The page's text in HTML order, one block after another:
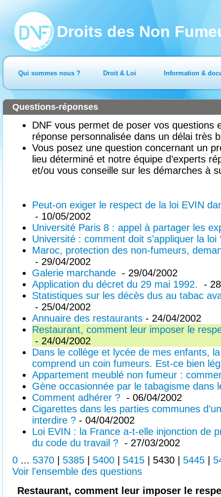
Droits des Non
Qui sommes nous ? Droit & Loi Information &
DNF vous permet de poser vos questions
réponse personnalisée dans un délai très
Vous posez une question concernant un
lieu déterminé et notre équipe d’experts
et/ou vous conseille sur les démarches à
Questions-réponses
Peut-on exiger le respect de la loi EVIN
- 10/05/2002
Université Paris 8 : appel à partager les
Université : comment doit s’appliquer la loi
Maroc, protection des non-fumeurs,
- 29/04/2002
Galerie marchande - 29/04/2002
Application du décret du 29 mai 1992.
-
Statistiques sur les décès dus au tabac
- 25/04/2002
Annuaire des restaurants - 24/04/2002
Restaurant, comment leur imposer le
- 24/04/2002
Dans le collège et lycée de mes enfants,
comprend un coin fumeurs. Est-ce bien
Appartement meublé non fumeur :
Gène occasionnée par le tabagisme dans
Comment adhérer ? - 06/04/2002
Cigarettes dans les parties communes
interdire ? - 04/04/2002
Loi EVIN : la France a-t-elle injonction de
du code du travail ? - 27/03/2002
0 ... 5370 5385 5400 5415 5430 5445
Voir l'ensemble des questions
Restaurant, comment leur imposer le